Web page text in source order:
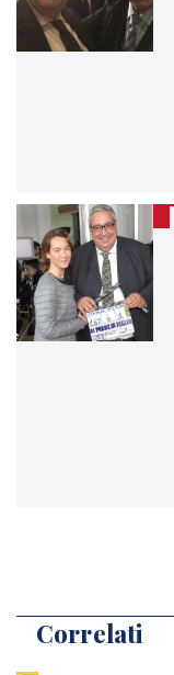
Correlati